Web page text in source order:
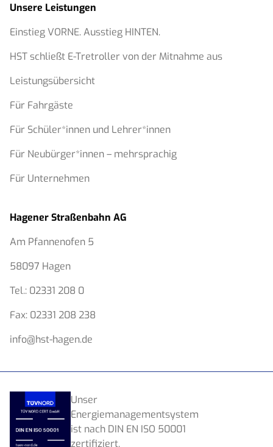
Unsere Leistungen
Einstieg VORNE. Ausstieg HINTEN.
HST schließt E-Tretroller von der Mitnahme aus
Leistungsübersicht
Für Fahrgäste
Für Schüler*innen und Lehrer*innen
Für Neubürger*innen – mehrsprachig
Für Unternehmen
Hagener Straßenbahn AG
Am Pfannenofen 5
58097 Hagen
Tel.: 02331 208 0
Fax: 02331 208 238
info@hst-hagen.de
Unser
Energiemanagementsystem
ist nach DIN EN ISO 50001
zertifiziert.